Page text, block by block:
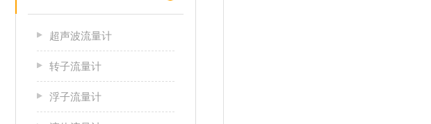
超声波流量计
转子流量计
浮子流量计